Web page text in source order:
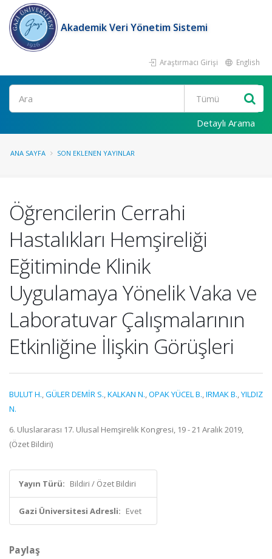
Akademik Veri Yönetim Sistemi
Araştırmacı Girişi English
Ara
Detaylı Arama
ANA SAYFA SON EKLENEN YAYINLAR
Öğrencilerin Cerrahi
Hastalıkları Hemşireliği
Eğitiminde Klinik
Uygulamaya Yönelik Vaka ve
Laboratuvar Çalışmalarının
Etkinliğine İlişkin Görüşleri
BULUT H.,GÜLER DEMİR S.,KALKAN N.,OPAK YÜCEL B.,IRMAK B.,YILDIZ
N.
6. Uluslararası 17. Ulusal Hemşirelik Kongresi, 19 - 21 Aralık 2019,
(Özet Bildiri)
Yayın Türü: Bildiri / Özet Bildiri
Gazi Üniversitesi Adresli: Evet
Paylaş